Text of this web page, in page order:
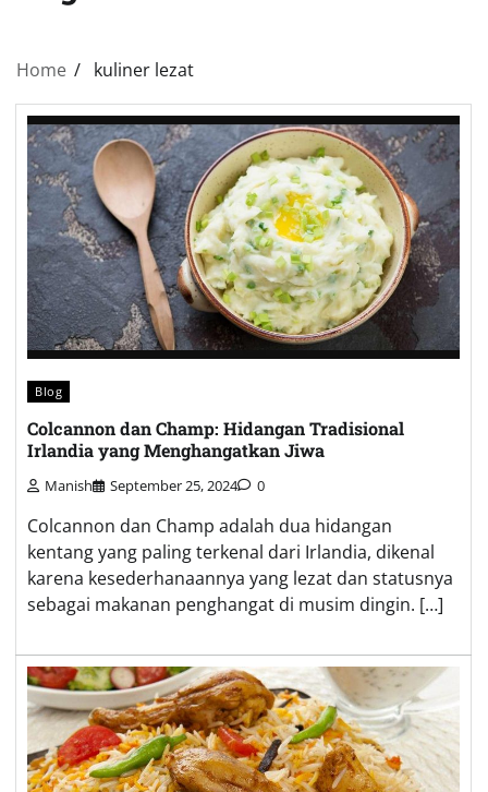
Home kuliner lezat
Blog
Colcannon dan Champ: Hidangan Tradisional
Irlandia yang Menghangatkan Jiwa
Manish September 25, 2024 0
Colcannon dan Champ adalah dua hidangan
kentang yang paling terkenal dari Irlandia, dikenal
karena kesederhanaannya yang lezat dan statusnya
sebagai makanan penghangat di musim dingin. […]